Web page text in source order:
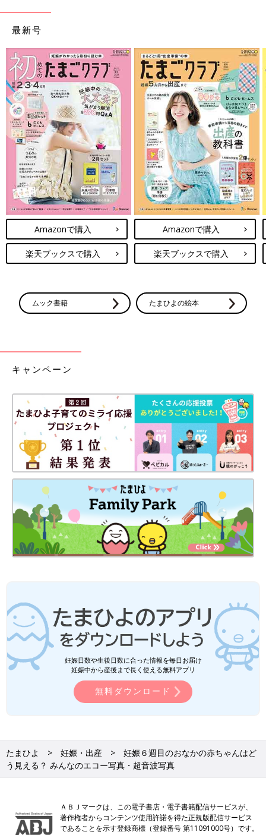
宝物の息子とはおなかのなかで対面してた！エコー写真で出会いからこれまでを振
心音確認ができました。卵大の子宮の中にいて、1cmにも満たな
い大きさだと教えてもらいました。
Chisatoさんの妊娠6週目のエコー写真 心拍確認で
一安心
エコー写真がある時代に、出産できて良かった！おなかにいる時から“赤ちゃんは
かわいい”
妊娠5週目ごろ、妊娠検査薬で陽性反応が出たので病院に行った
ところ、まだ妊娠と確定されず、妊娠6週の健診できちんと確定
されて一安心しました。
する病院を決定
で“の泣き笑い日記
体調は何も変化はないので、相変わらず妊娠している実感はわか
最新号
Amazonで購入
楽天ブックスで購入
Amazonで購入
楽天ブックスで購入
ムック書籍 たまひよの絵本
キャンペーン
妊娠日数や生後日数に合った情報を毎日お届け
妊娠中から産後まで長く使える無料アプリ
無料ダウンロード
たまひよ 妊娠・出産
妊娠６週目のおなかの赤ちゃんはど
う見える？ みんなのエコー写真・超音波写真
ＡＢＪマークは、この電子書店・電子書籍配信サービスが、
著作権者からコンテンツ使用許諾を得た正規版配信サービス
であることを示す登録商標（登録番号 第11091000号）です。